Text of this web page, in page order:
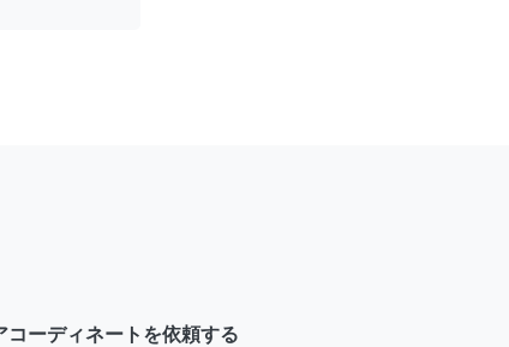
ーディネートを依頼する